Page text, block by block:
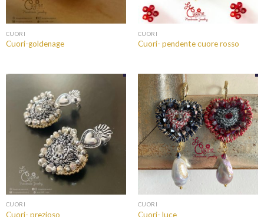
CUORI
Cuori-goldenage
CUORI
Cuori- pendente cuore rosso
CUORI
Cuori- prezioso
CUORI
Cuori- luce